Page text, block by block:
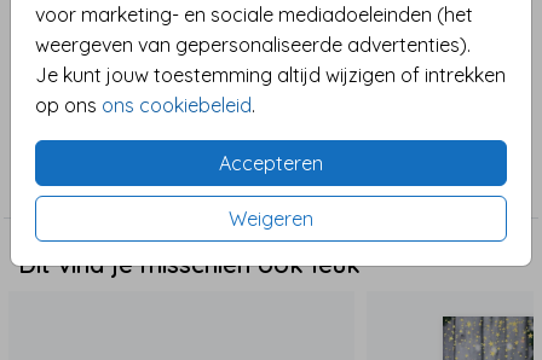
voor marketing- en sociale mediadoeleinden (het
weergeven van gepersonaliseerde advertenties).
Je kunt jouw toestemming altijd wijzigen of intrekken
op ons ons cookiebeleid.
Accepteren
Weigeren
illustratie van een schattig kerstfee. Door de foto te
vervangen maak je er je eigen sprookjes foto
kerstkaart van.
Toon meer
Collectie
Met foto
Dit vind je misschien ook leuk